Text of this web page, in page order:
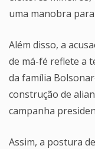
uma manobra
Além disso, a
de má-fé reflete a
da família
construção de
campanha
Assim, a postura